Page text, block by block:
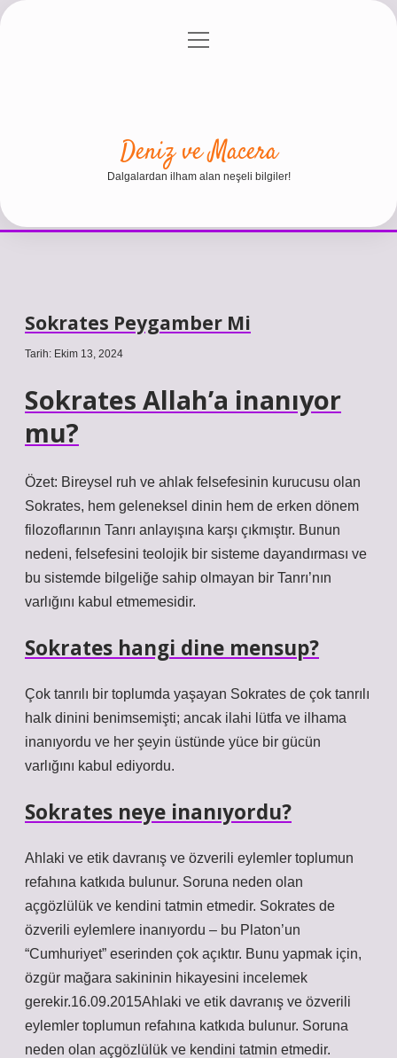
Gizlilik Politikası
menüyü
Deniz ve Macera
Dalgalardan ilham alan neşeli bilgiler!
Sokrates Peygamber Mi
Tarih: Ekim 13, 2024
Sokrates Allah’a inanıyor
mu?
Özet: Bireysel ruh ve ahlak felsefesinin kurucusu olan
Sokrates, hem geleneksel dinin hem de erken dönem
filozoflarının Tanrı anlayışına karşı çıkmıştır. Bunun
nedeni, felsefesini teolojik bir sisteme dayandırması ve
bu sistemde bilgeliğe sahip olmayan bir Tanrı’nın
varlığını kabul etmemesidir.
Sokrates hangi dine mensup?
Çok tanrılı bir toplumda yaşayan Sokrates de çok tanrılı
halk dinini benimsemişti; ancak ilahi lütfa ve ilhama
inanıyordu ve her şeyin üstünde yüce bir gücün
varlığını kabul ediyordu.
Sokrates neye inanıyordu?
Ahlaki ve etik davranış ve özverili eylemler toplumun
refahına katkıda bulunur. Soruna neden olan
açgözlülük ve kendini tatmin etmedir. Sokrates de
özverili eylemlere inanıyordu – bu Platon’un
“Cumhuriyet” eserinden çok açıktır. Bunu yapmak için,
özgür mağara sakininin hikayesini incelemek
gerekir.16.09.2015Ahlaki ve etik davranış ve özverili
eylemler toplumun refahına katkıda bulunur. Soruna
neden olan açgözlülük ve kendini tatmin etmedir.